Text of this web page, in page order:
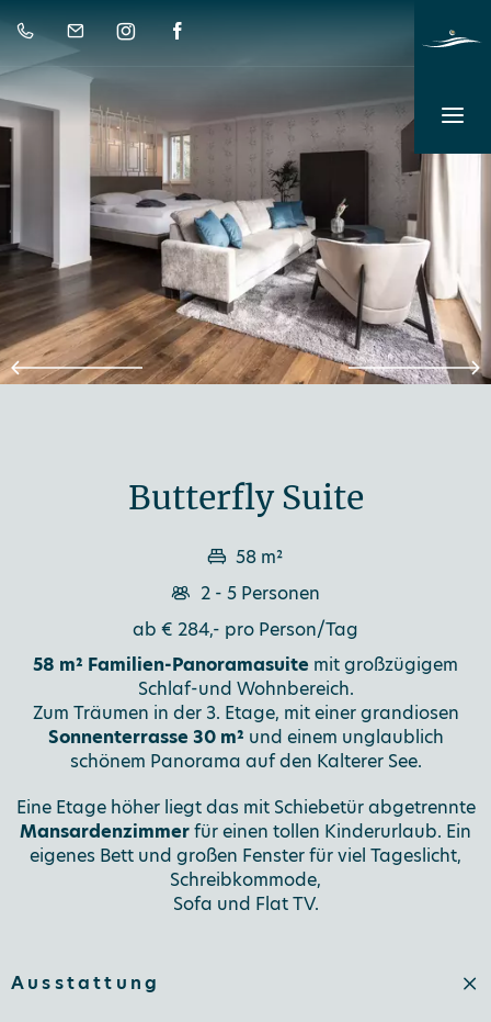
Butterfly Suite
58 m²
2 - 5 Personen
ab € 284,- pro Person/Tag
58 m² Familien-Panoramasuite mit großzügigem
Schlaf-und Wohnbereich.
Zum Träumen in der 3. Etage, mit einer grandiosen
Sonnenterrasse 30 m² und einem unglaublich
schönem Panorama auf den Kalterer See.
Eine Etage höher liegt das mit Schiebetür abgetrennte
Mansardenzimmerfür einen tollen Kinderurlaub. Ein
eigenes Bett und großen Fenster für viel Tageslicht,
Schreibkommode,
Sofa und Flat TV.
Ausstattung